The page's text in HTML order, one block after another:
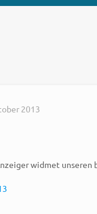
2013
widmet